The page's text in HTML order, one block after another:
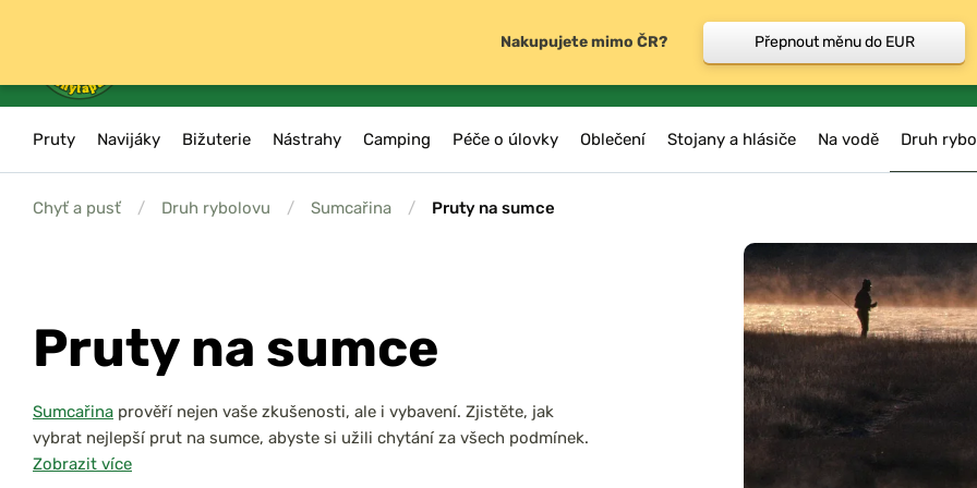
Pruty Navijáky Bižuterie Nástrahy Camping Péče o úlovky Oblečení Stojany a hlásiče Na vodě Druh
Chyť a pusť / Druh rybolovu / Sumcařina / Pruty na sumce
Pruty na sumce
Sumcařina prověří nejen vaše zkušenosti, ale i vybavení. Zjistěte, jak
vybrat nejlepší prut na sumce, abyste si užili chytání za všech podmínek.
Zobrazit více
Nakupujete mimo ČR? Přepnout měnu do EUR